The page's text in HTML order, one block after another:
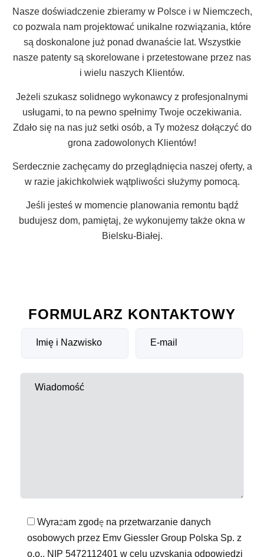
Nasze doświadczenie zbieramy w Polsce i w Niemczech,
co pozwala nam projektować unikalne rozwiązania, które
są doskonalone już ponad dwanaście lat. Wszystkie
nasze patenty są skorelowane i przetestowane przez nas
i wielu naszych Klientów.
Jeżeli szukasz solidnego wykonawcy z profesjonalnymi
usługami, to na pewno spełnimy Twoje oczekiwania.
Zdało się na nas już setki osób, a Ty możesz dołączyć do
grona zadowolonych Klientów!
Serdecznie zachęcamy do przeglądnięcia naszej oferty, a
w razie jakichkolwiek wątpliwości służymy pomocą.
Jeśli jesteś w momencie planowania remontu bądź
budujesz dom, pamiętaj, że wykonujemy także okna w
Bielsku-Białej.
FORMULARZ KONTAKTOWY
Wyrażam zgodę na przetwarzanie danych
osobowych przez Emv Giessler Group Polska Sp. z
o.o., NIP 5472112401 w celu uzyskania odpowiedzi